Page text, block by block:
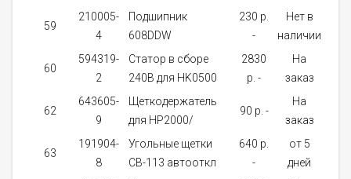
59
210005-
4
Подшипник
608DDW
230 p.
-
Нет в
наличии
60
594319-
2
Cтатор в сбоpe
240В для HK0500
2830
p. -
На
заказ
62
643605-
9
Щеткодержатель
для HP2000/
90 p. -
На
заказ
63
191904-
8
Угольные щетки
CB-113 автооткл
640 p.
-
от 5
дней